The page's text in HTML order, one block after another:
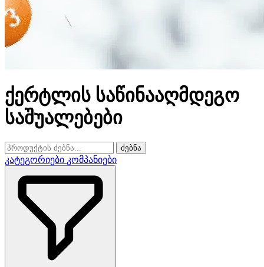
ქერტლის საწინააღმდეგო
საშუალებები
ძებნა
კატეგორიები კომპანიები